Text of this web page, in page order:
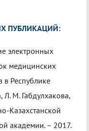
ПУБЛИКАЦИЙ:
электронных
медицинских
в Республике
Л. М. Габдулхакова,
Казахстанской
академии. – 2017.